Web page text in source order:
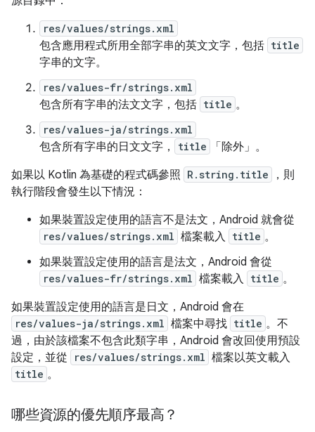
res/values/strings.xml
包含應用程式所用全部字串的英文文字，包括 title
字串的文字。
res/values-fr/strings.xml
包含所有字串的法文文字，包括 title 。
res/values-ja/strings.xml
包含所有字串的日文文字， title
「除外」。
如果以 Kotlin 為基礎的程式碼參照 R.string.title
，則
執行階段會發生以下情況：
如果裝置設定使用的語言不是法文，Android 就會從
res/values/strings.xml 檔案載入 title 。
如果裝置設定使用的語言是法文，Android 會從
res/values-fr/strings.xml 檔案載入 title 。
如果裝置設定使用的語言是日文，Android 會在
res/values-ja/strings.xml 檔案中尋找 title 。不
過，由於該檔案不包含此類字串，Android 會改回使用預設
設定，並從
res/values/strings.xml 檔案以英文載入
title 。
哪些資源的優先順序最高？